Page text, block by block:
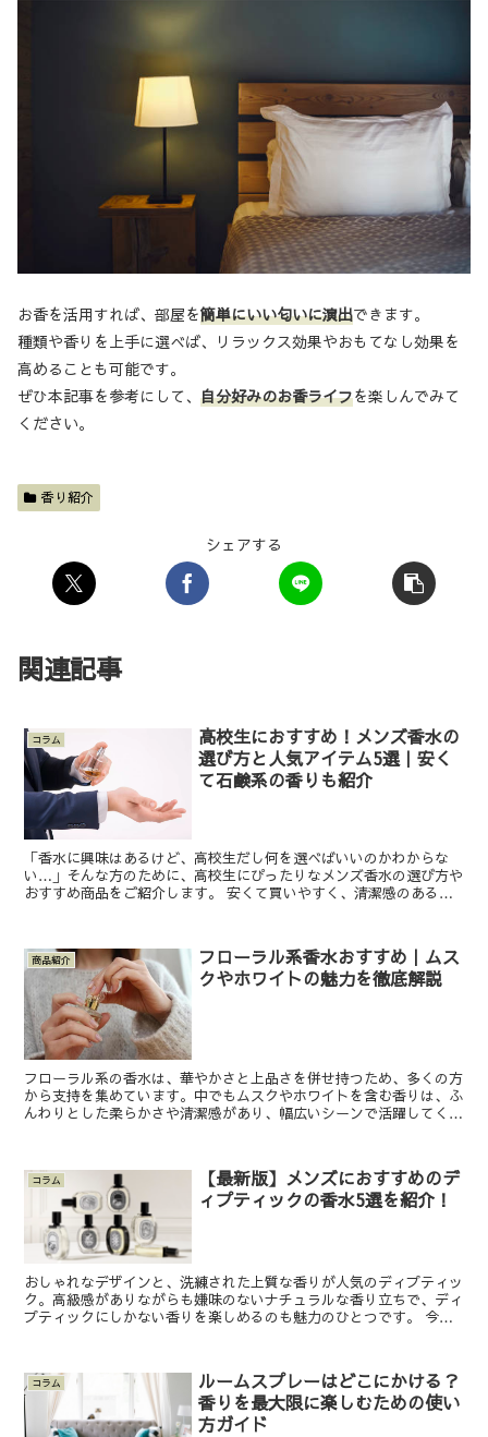
お香を活用すれば、部屋を簡単にいい匂いに演出できます。
種類や香りを上手に選べば、リラックス効果やおもてなし効果を
高めることも可能です。
ぜひ本記事を参考にして、 自分好みのお香ライフを楽しんでみて
ください。
香り紹介
シェアする
関連記事
コラム
高校生におすすめ！メンズ香水の
選び方と人気アイテム5選｜安く
て石鹸系の香りも紹介
「香水に興味はあるけど、高校生だし何を選べばいいのかわからな
い…」そんな方のために、高校生にぴったりなメンズ香水の選び方や
おすすめ商品をご紹介します。 安くて買いやすく、清潔感のある香
商品紹介
フローラル系香水おすすめ｜ムス
クやホワイトの魅力を徹底解説
フローラル系の香水は、華やかさと上品さを併せ持つため、多くの方
から支持を集めています。中でもムスクやホワイトを含む香りは、ふ
んわりとした柔らかさや清潔感があり、幅広いシーンで活躍してくれ
コラム
【最新版】メンズにおすすめのデ
ィプティックの香水5選を紹介！
おしゃれなデザインと、洗練された上質な香りが人気のディプティッ
ク。高級感がありながらも嫌味のないナチュラルな香り立ちで、ディ
プティックにしかない香りを楽しめるのも魅力のひとつです。 今回
コラム
ルームスプレーはどこにかける？
香りを最大限に楽しむための使い
方ガイド